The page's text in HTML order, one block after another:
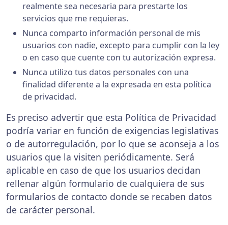
realmente sea necesaria para prestarte los
servicios que me requieras.
Nunca comparto información personal de mis
usuarios con nadie, excepto para cumplir con la ley
o en caso que cuente con tu autorización expresa.
Nunca utilizo tus datos personales con una
finalidad diferente a la expresada en esta política
de privacidad.
Es preciso advertir que esta Política de Privacidad
podría variar en función de exigencias legislativas
o de autorregulación, por lo que se aconseja a los
usuarios que la visiten periódicamente. Será
aplicable en caso de que los usuarios decidan
rellenar algún formulario de cualquiera de sus
formularios de contacto donde se recaben datos
de carácter personal.